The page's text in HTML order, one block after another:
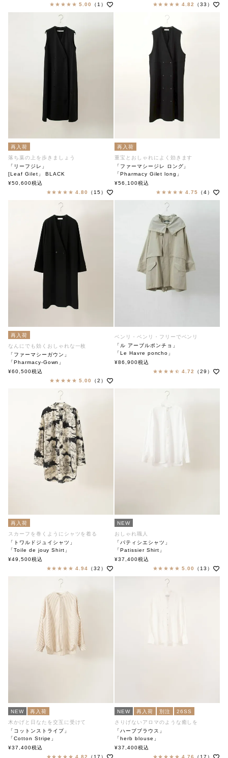
5.00
（1）
4.82
（33）
再入荷
落ち葉の上を歩きましょう
「リーフジレ」
[Leaf Gilet」 BLACK
soutiencollar（ステンカラー）
¥50,600税込
4.80
（15）
再入荷
重宝とおしゃれによく効きます
「ファーマシージレ ロング」
「Pharmacy Gilet long」
soutiencollar（ステンカラー）
¥56,100税込
4.75
（4）
再入荷
なんにでも効くおしゃれな一枚
「ファーマシーガウン」
「Pharmacy-Gown」
soutiencollar（ステンカラー）
¥60,500税込
5.00
（2）
ベンリ・ベンリ・フリーでベンリ
「ル アーブルポンチョ」
「Le Havre poncho」
soutiencollar（ステンカラー）
¥86,900税込
4.72
（29）
再入荷
スカーフを巻くようにシャツを着る
「トワルドジュイシャツ」
「Toile de jouy Shirt」
soutiencollar（ステンカラー）
¥49,500税込
4.94
（32）
NEW
おしゃれ職人
「パティシエシャツ」
「Patissier Shirt」
soutiencollar（ステンカラー）
¥37,400税込
5.00
（13）
NEW
再入荷
木かげと日なたを交互に受けて
「コットンストライプ」
「Cotton Stripe」
soutiencollar（ステンカラー）
¥37,400税込
4.82
（17）
NEW 再入荷 別注
26SS
さりげないアロマのような癒しを
「ハーブブラウス」
「herb blouse」
soutiencollar（ステンカラー）
¥37,400税込
4.76
（17）